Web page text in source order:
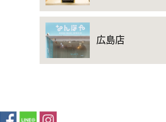
広島店